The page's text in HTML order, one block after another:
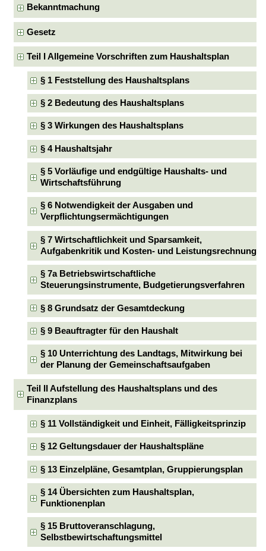
Bekanntmachung
Gesetz
Teil I Allgemeine Vorschriften zum Haushaltsplan
§ 1 Feststellung des Haushaltsplans
§ 2 Bedeutung des Haushaltsplans
§ 3 Wirkungen des Haushaltsplans
§ 4 Haushaltsjahr
§ 5 Vorläufige und endgültige Haushalts- und
Wirtschaftsführung
§ 6 Notwendigkeit der Ausgaben und
Verpflichtungsermächtigungen
§ 7 Wirtschaftlichkeit und Sparsamkeit,
Aufgabenkritik und Kosten- und Leistungsrechnung
§ 7a Betriebswirtschaftliche
Steuerungsinstrumente, Budgetierungsverfahren
§ 8 Grundsatz der Gesamtdeckung
§ 9 Beauftragter für den Haushalt
§ 10 Unterrichtung des Landtags, Mitwirkung bei
der Planung der Gemeinschaftsaufgaben
Teil II Aufstellung des Haushaltsplans und des
Finanzplans
§ 11 Vollständigkeit und Einheit, Fälligkeitsprinzip
§ 12 Geltungsdauer der Haushaltspläne
§ 13 Einzelpläne, Gesamtplan, Gruppierungsplan
§ 14 Übersichten zum Haushaltsplan,
Funktionenplan
§ 15 Bruttoveranschlagung,
Selbstbewirtschaftungsmittel